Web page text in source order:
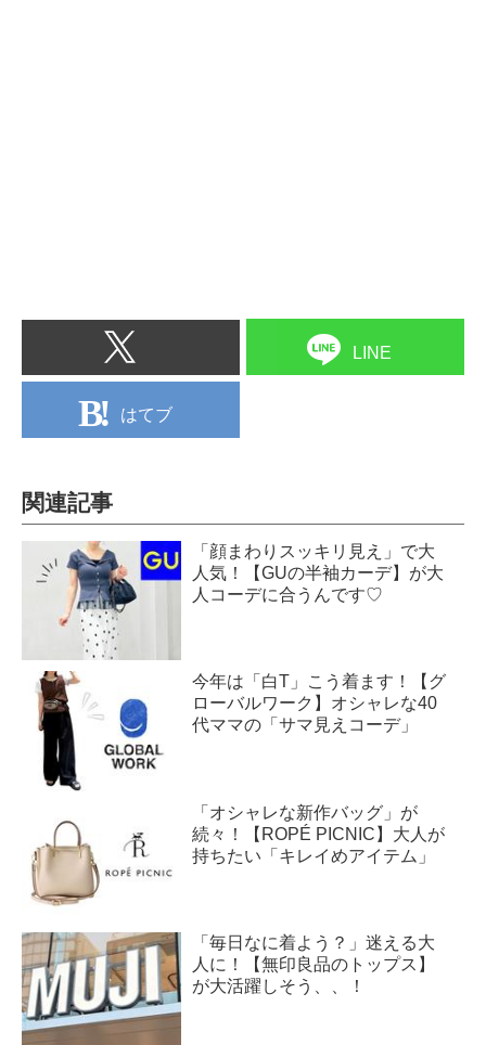
LINE
はてブ
関連記事
「顔まわりスッキリ見え」で大
人気！【GUの半袖カーデ】が大
人コーデに合うんです♡
今年は「白T」こう着ます！【グ
ローバルワーク】オシャレな40
代ママの「サマ見えコーデ」
「オシャレな新作バッグ」が
続々！【ROPÉ PICNIC】大人が
持ちたい「キレイめアイテム」
「毎日なに着よう？」迷える大
人に！【無印良品のトップス】
が大活躍しそう、、！